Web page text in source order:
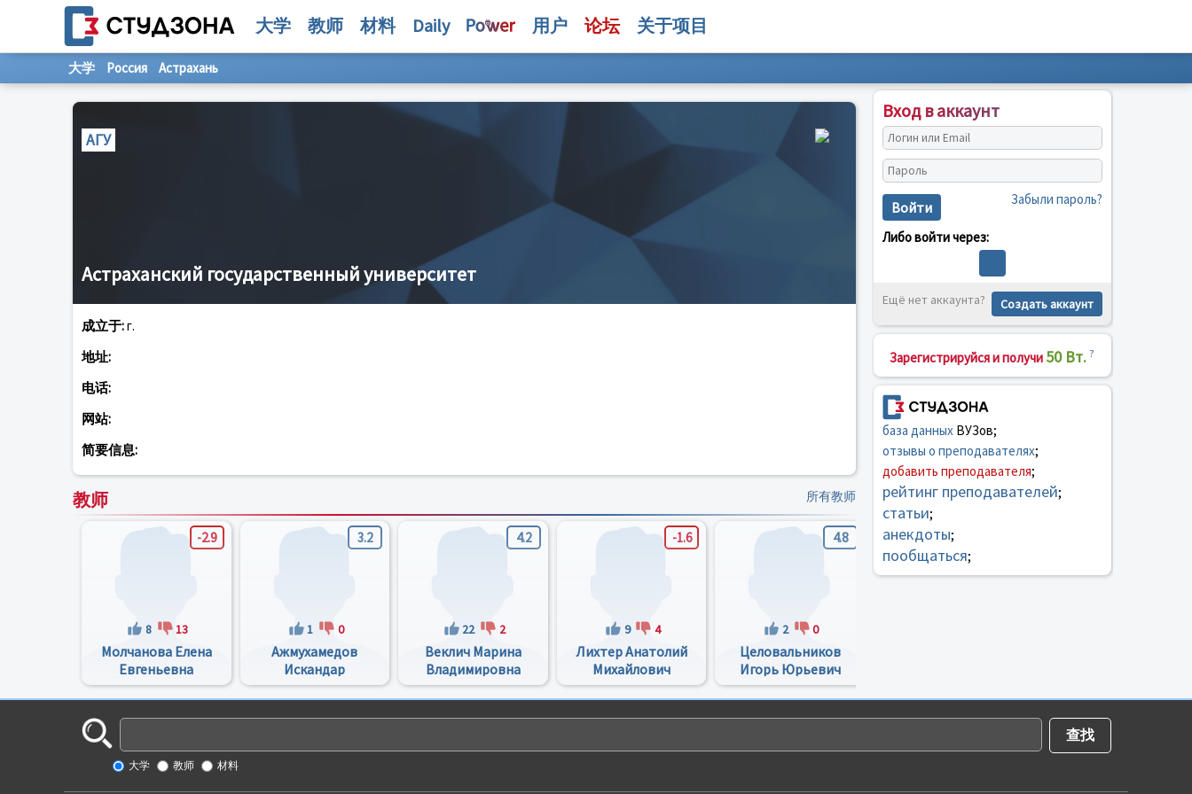
大学 教师 材料 Daily 用户 论坛 关于项目
大学 Россия Астрахань
АГУ
Астраханский государственный университет
成立于:г.
地址:
电话:
网站:
简要信息:
教师 所有教师
-2.9
8 13
Молчанова Елена
Евгеньевна
3.2
1 0
Ажмухамедов
Искандар
Маратович
4.2
22 2
Веклич Марина
Владимировна
-1.6
9 4
Лихтер Анатолий
Михайлович
4.8
2 0
Целовальников
Игорь Юрьевич
Вход в аккаунт
Войти Забыли пароль?
Либо войти через:
Ещё нет аккаунта? Создать аккаунт
Зарегистрируйся и получи 50 Вт. ?
база данныхВУЗов;
отзывы о преподавателях;
добавить преподавателя;
рейтинг преподавателей;
статьи;
анекдоты;
пообщаться;
大学 教师 材料